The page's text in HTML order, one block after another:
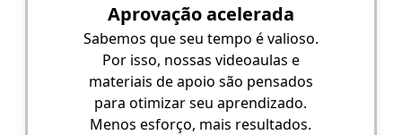
Aprovação acelerada
Sabemos que seu tempo é valioso.
Por isso, nossas videoaulas e
materiais de apoio são pensados
para otimizar seu aprendizado.
Menos esforço, mais resultados.